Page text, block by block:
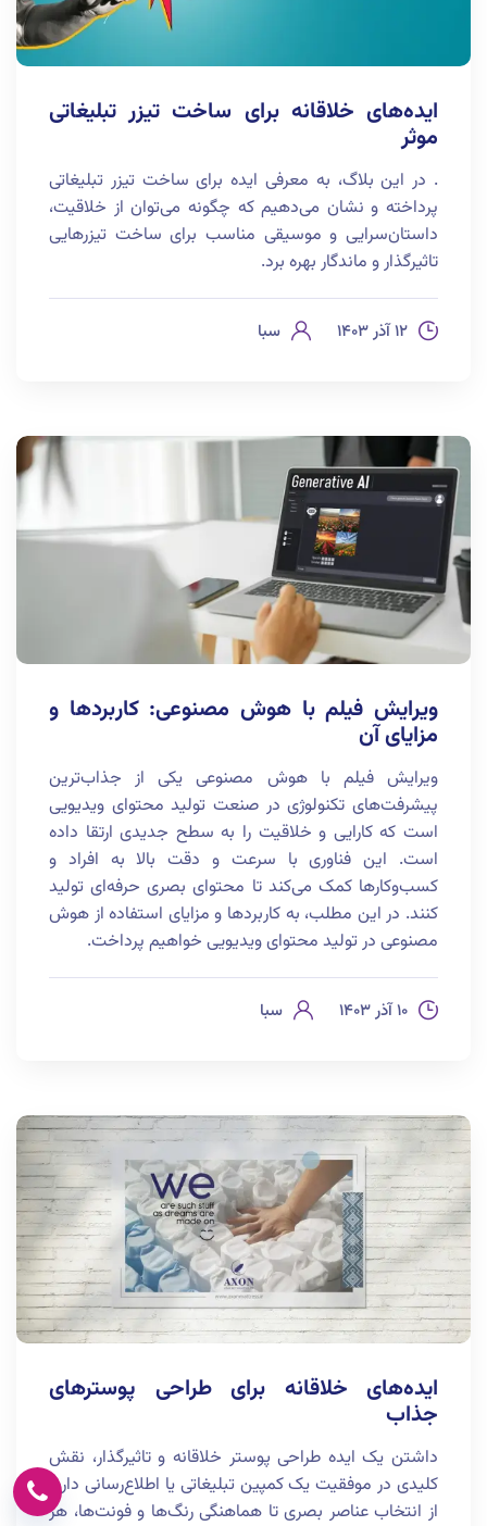
ایده‌های خلاقانه برای ساخت تیزر تبلیغاتی
موثر
. در این بلاگ، به معرفی ایده‌ برای ساخت تیزر تبلیغاتی
پرداخته و نشان می‌دهیم که چگونه می‌توان از خلاقیت،
داستان‌سرایی و موسیقی مناسب برای ساخت تیزرهایی
تاثیرگذار و ماندگار بهره برد.
۱۲ آذر ۱۴۰۳ سبا
ویرایش فیلم با هوش مصنوعی: کاربردها و
مزایای آن
ویرایش فیلم با هوش مصنوعی یکی از جذاب‌ترین
پیشرفت‌های تکنولوژی در صنعت تولید محتوای ویدیویی
است که کارایی و خلاقیت را به سطح جدیدی ارتقا داده
است. این فناوری با سرعت و دقت بالا به افراد و
کسب‌وکارها کمک می‌کند تا محتوای بصری حرفه‌ای تولید
کنند. در این مطلب، به کاربردها و مزایای استفاده از هوش
مصنوعی در تولید محتوای ویدیویی خواهیم پرداخت.
۱۰ آذر ۱۴۰۳ سبا
ایده‌های خلاقانه برای طراحی پوسترهای
جذاب
داشتن یک ایده طراحی پوستر خلاقانه و تاثیرگذار، نقش
کلیدی در موفقیت یک کمپین تبلیغاتی یا اطلاع‌رسانی دارد.
از انتخاب عناصر بصری تا هماهنگی رنگ‌ها و فونت‌ها، هر
۰۲۱۲۱۰۰۴۵۴۸